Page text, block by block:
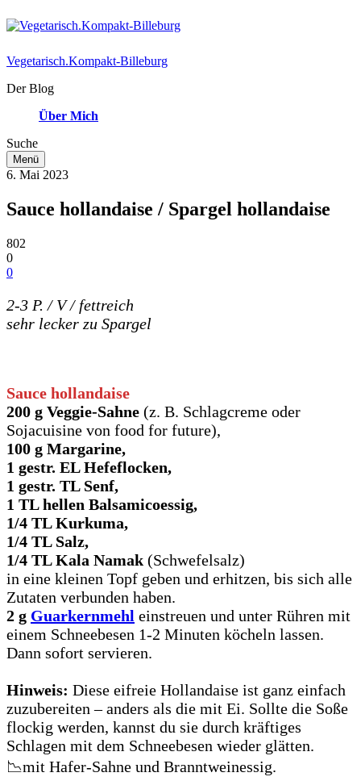
Vegetarisch.Kompakt-Billeburg
Der Blog
Über Mich
Suche
Menü
6. Mai 2023
Sauce hollandaise / Spargel hollandaise
802
0
0
2-3 P. / V / fettreich
sehr lecker zu Spargel
Sauce hollandaise
200 g Veggie-Sahne (z. B. Schlagcreme oder
Sojacuisine von food for future),
100 g Margarine,
1 gestr. EL Hefeflocken,
1 gestr. TL Senf,
1 TL hellen Balsamicoessig,
1/4 TL Kurkuma,
1/4 TL Salz,
1/4 TL Kala Namak (Schwefelsalz)
in eine kleinen Topf geben und erhitzen, bis sich alle
Zutaten verbunden haben.
2 g Guarkernmehl einstreuen und unter Rühren mit
einem Schneebesen 1-2 Minuten köcheln lassen.
Dann sofort servieren.
Hinweis: Diese eifreie Hollandaise ist ganz einfach
zuzubereiten – anders als die mit Ei. Sollte die Soße
flockig werden, kannst du sie durch kräftiges
Schlagen mit dem Schneebesen wieder glätten.
📉mit Hafer-Sahne und Branntweinessig.